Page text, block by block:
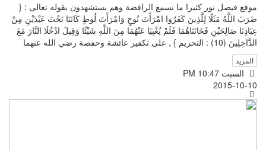
موقع فيصل نور كثيرا ما نسمع الرافضة وهم يستشهدون بقوله تعالى : {
ضَرَبَ اللَّهُ مَثَلًا لِلَّذِينَ كَفَرُوا امْرَأَتَ نُوحٍ وَامْرَأَتَ لُوطٍ كَانَتَا تَحْتَ عَبْدَيْنِ مِنْ
عِبَادِنَا صَالِحَيْنِ فَخَانَتَاهُمَا فَلَمْ يُغْنِيَا عَنْهُمَا مِنَ اللَّهِ شَيْئًا وَقِيلَ ادْخُلَا النَّارَ مَعَ
الدَّاخِلِينَ (10) : التحريم } , على تكفير عائشة وحفصة رضي الله عنهما
المزيد
السبت PM 10:47
2015-10-10